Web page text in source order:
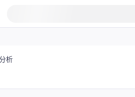
析